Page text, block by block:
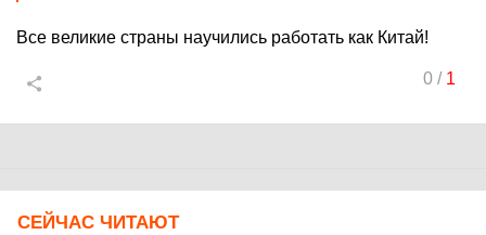
Все великие страны научились работать как Китай!
0/ 1
СЕЙЧАС ЧИТАЮТ